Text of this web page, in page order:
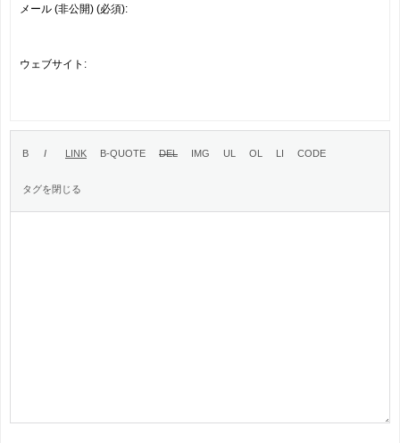
メール (非公開) (必須):
ウェブサイト: